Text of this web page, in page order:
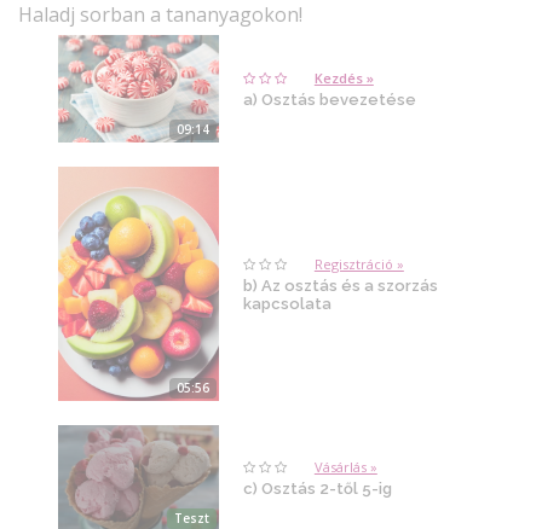
Haladj sorban a tananyagokon!
09:14
Kezdés »
a) Osztás bevezetése
05:56
Regisztráció »
b) Az osztás és a szorzás
kapcsolata
Teszt
Vásárlás »
c) Osztás 2-től 5-ig